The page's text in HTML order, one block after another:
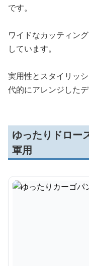
です。
ワイドなカッティン
しています。
実用性とスタイリッ
代的にアレンジしたデ
ゆったりドロー
軍用